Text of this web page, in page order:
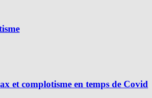
et complotisme en temps de Covid